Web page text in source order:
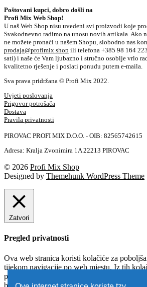
Poštovani kupci, dobro došli na
Profi Mix Web Shop!
U naš Web Shop nisu uvedeni svi proizvodi koje
Svakodnevno radimo na unosu novih artikala. Ako
ne možete pronaći u našem Shopu, slobodno nas
prodaja@profimix.shop ili telefona +385 98 164
sati) i naše će Vam ljubazno i stručno osoblje vrlo
kvalitetno rješenje i poslati ponudu putem e-maila.
Sva prava pridržana © Profi Mix 2022.
Uvjeti poslovanja
Prigovor potrošača
Dostava
Pravila privatnosti
PIROVAC PROFI MIX D.O.O. - OIB: 82565742615
Adresa: Kralja Zvonimira 1A 22213 PIROVAC
© 2026 Profi Mix Shop
Designed by Themehunk WordPress Theme
Zatvori
Pregled privatnosti
Ova web stranica koristi kolačiće za
tijekom navigacije po web mjestu. Iz tih
prema potrebi kategorizirani pohranjuju se
bitni za rad osnovnih funkcionalnosti web